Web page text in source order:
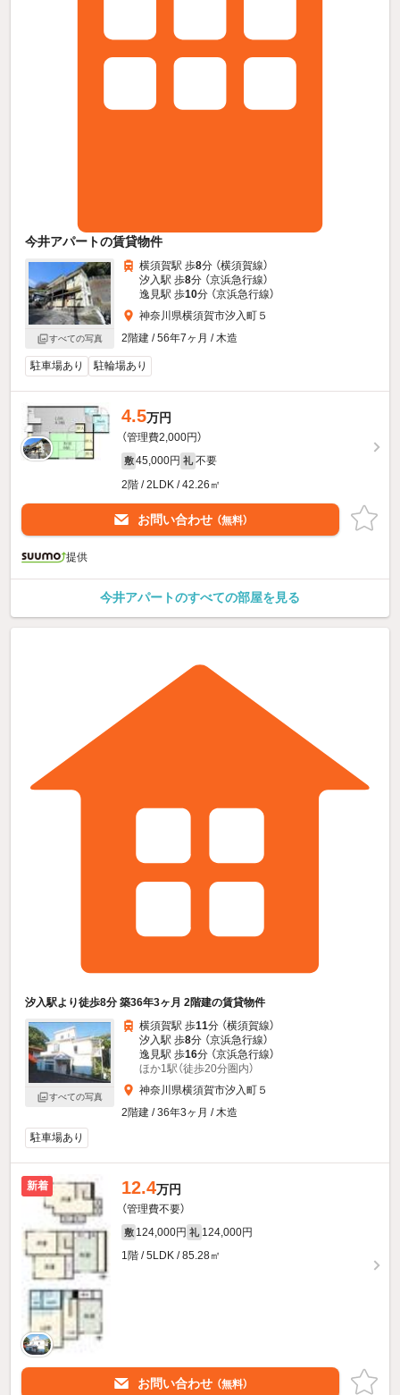
今井アパートの賃貸物件
すべての写真
横須賀駅 歩8分 （横須賀線）
汐入駅 歩8分 （京浜急行線）
逸見駅 歩10分 （京浜急行線）
神奈川県横須賀市汐入町５
2階建 / 56年7ヶ月 / 木造
駐車場あり 駐輪場あり
4.5万円
（管理費2,000円）
敷 45,000円 礼 不要
2階 / 2LDK / 42.26㎡
お問い合わせ （無料）
提供
今井アパートのすべての部屋を見る
汐入駅より徒歩8分 築36年3ヶ月 2階建の賃貸物件
すべての写真
横須賀駅 歩11分 （横須賀線）
汐入駅 歩8分 （京浜急行線）
逸見駅 歩16分 （京浜急行線）
ほか1駅（徒歩20分圏内）
神奈川県横須賀市汐入町５
2階建 / 36年3ヶ月 / 木造
駐車場あり
新着 12.4万円
（管理費不要）
敷 124,000円 礼 124,000円
1階 / 5LDK / 85.28㎡
お問い合わせ （無料）